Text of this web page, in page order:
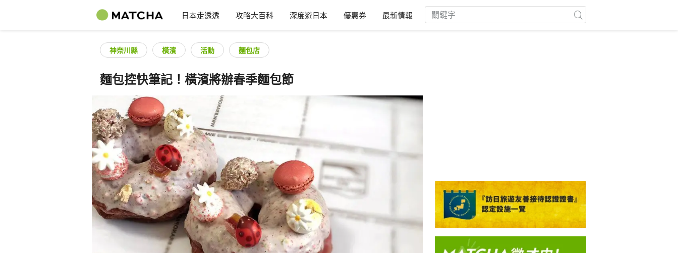
日本走透透 攻略大百科 深度遊日本 優惠券 最新情報
神奈川縣 橫濱 活動 麵包店
麵包控快筆記！橫濱將辦春季麵包節